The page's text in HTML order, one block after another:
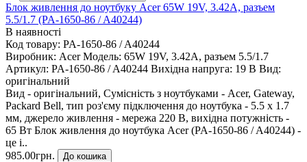
Блок живлення до ноутбуку Acer 65W 19V, 3.42A, разъем
5.5/1.7 (PA-1650-86 / A40244)
В наявності
Код товару: PA-1650-86 / A40244
Виробник: Acer Модель: 65W 19V, 3.42A, разъем 5.5/1.7
Артикул: PA-1650-86 / A40244 Вихідна напруга: 19 В Вид:
оригінальний
Вид - оригінальний, Сумісність з ноутбуками - Acer, Gateway,
Packard Bell, тип роз'єму підключення до ноутбука - 5.5 x 1.7
мм, джерело живлення - мережа 220 В, вихідна потужність -
65 Вт Блок живлення до ноутбука Acer (PA-1650-86 / A40244) -
це і..
985.00грн.
До кошика